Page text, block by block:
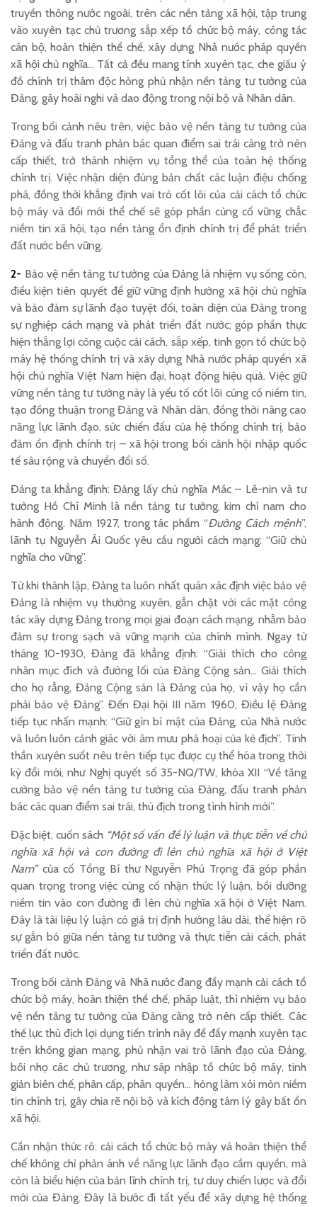
truyền thông nước ngoài, trên các nền tảng xã hội, tập trung
vào xuyên tạc chủ trương sắp xếp tổ chức bộ máy, công tác
cán bộ, hoàn thiện thể chế, xây dựng Nhà nước pháp quyền
xã hội chủ nghĩa… Tất cả đều mang tính xuyên tạc, che giấu ý
đồ chính trị thâm độc hòng phủ nhận nền tảng tư tưởng của
Đảng, gây hoài nghi và dao động trong nội bộ và Nhân dân.
Trong bối cảnh nêu trên, việc bảo vệ nền tảng tư tưởng của
Đảng và đấu tranh phản bác quan điểm sai trái càng trở nên
cấp thiết, trở thành nhiệm vụ tổng thể của toàn hệ thống
chính trị. Việc nhận diện đúng bản chất các luận điệu chống
phá, đồng thời khẳng định vai trò cốt lõi của cải cách tổ chức
bộ máy và đổi mới thể chế sẽ góp phần củng cố vững chắc
niềm tin xã hội, tạo nền tảng ổn định chính trị để phát triển
đất nước bền vững.
2- Bảo vệ nền tảng tư tưởng của Đảng là nhiệm vụ sống còn,
điều kiện tiên quyết để giữ vững định hướng xã hội chủ nghĩa
và bảo đảm sự lãnh đạo tuyệt đối, toàn diện của Đảng trong
sự nghiệp cách mạng và phát triển đất nước; góp phần thực
hiện thắng lợi công cuộc cải cách, sắp xếp, tinh gọn tổ chức bộ
máy hệ thống chính trị và xây dựng Nhà nước pháp quyền xã
hội chủ nghĩa Việt Nam hiện đại, hoạt động hiệu quả. Việc giữ
vững nền tảng tư tưởng này là yếu tố cốt lõi củng cố niềm tin,
tạo đồng thuận trong Đảng và Nhân dân, đồng thời nâng cao
năng lực lãnh đạo, sức chiến đấu của hệ thống chính trị, bảo
đảm ổn định chính trị – xã hội trong bối cảnh hội nhập quốc
tế sâu rộng và chuyển đổi số.
Đảng ta khẳng định: Đảng lấy chủ nghĩa Mác – Lê-nin và tư
tưởng Hồ Chí Minh là nền tảng tư tưởng, kim chỉ nam cho
hành động. Năm 1927, trong tác phẩm “Đường Cách mệnh”,
lãnh tụ Nguyễn Ái Quốc yêu cầu người cách mạng: “Giữ chủ
nghĩa cho vững”.
Từ khi thành lập, Đảng ta luôn nhất quán xác định việc bảo vệ
Đảng là nhiệm vụ thường xuyên, gắn chặt với các mặt công
tác xây dựng Đảng trong mọi giai đoạn cách mạng, nhằm bảo
đảm sự trong sạch và vững mạnh của chính mình. Ngay từ
tháng 10-1930, Đảng đã khẳng định: “Giải thích cho công
nhân mục đích và đường lối của Đảng Cộng sản… Giải thích
cho họ rằng, Đảng Cộng sản là Đảng của họ, vì vậy họ cần
phải bảo vệ Đảng”. Đến Đại hội III năm 1960, Điều lệ Đảng
tiếp tục nhấn mạnh: “Giữ gìn bí mật của Đảng, của Nhà nước
và luôn luôn cảnh giác với âm mưu phá hoại của kẻ địch”. Tinh
thần xuyên suốt nêu trên tiếp tục được cụ thể hóa trong thời
kỳ đổi mới, như Nghị quyết số 35-NQ/TW, khóa XII “Về tăng
cường bảo vệ nền tảng tư tưởng của Đảng, đấu tranh phản
bác các quan điểm sai trái, thù địch trong tình hình mới”.
Đặc biệt, cuốn sách “Một số vấn đề lý luận và thực tiễn về chủ
nghĩa xã hội và con đường đi lên chủ nghĩa xã hội ở Việt
Nam”của cố Tổng Bí thư Nguyễn Phú Trọng đã góp phần
quan trọng trong việc củng cố nhận thức lý luận, bồi dưỡng
niềm tin vào con đường đi lên chủ nghĩa xã hội ở Việt Nam.
Đây là tài liệu lý luận có giá trị định hướng lâu dài, thể hiện rõ
sự gắn bó giữa nền tảng tư tưởng và thực tiễn cải cách, phát
triển đất nước.
Trong bối cảnh Đảng và Nhà nước đang đẩy mạnh cải cách tổ
chức bộ máy, hoàn thiện thể chế, pháp luật, thì nhiệm vụ bảo
vệ nền tảng tư tưởng của Đảng càng trở nên cấp thiết. Các
thế lực thù địch lợi dụng tiến trình này để đẩy mạnh xuyên tạc
trên không gian mạng, phủ nhận vai trò lãnh đạo của Đảng,
bôi nhọ các chủ trương, như sáp nhập tổ chức bộ máy, tinh
giản biên chế, phân cấp, phân quyền… hòng làm xói mòn niềm
tin chính trị, gây chia rẽ nội bộ và kích động tâm lý gây bất ổn
xã hội.
Cần nhận thức rõ: cải cách tổ chức bộ máy và hoàn thiện thể
chế không chỉ phản ánh về năng lực lãnh đạo cầm quyền, mà
còn là biểu hiện của bản lĩnh chính trị, tư duy chiến lược và đổi
mới của Đảng. Đây là bước đi tất yếu để xây dựng hệ thống